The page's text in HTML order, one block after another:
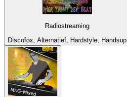
Radiostreaming
Discofox, Alternatief, Hardstyle, Handsup